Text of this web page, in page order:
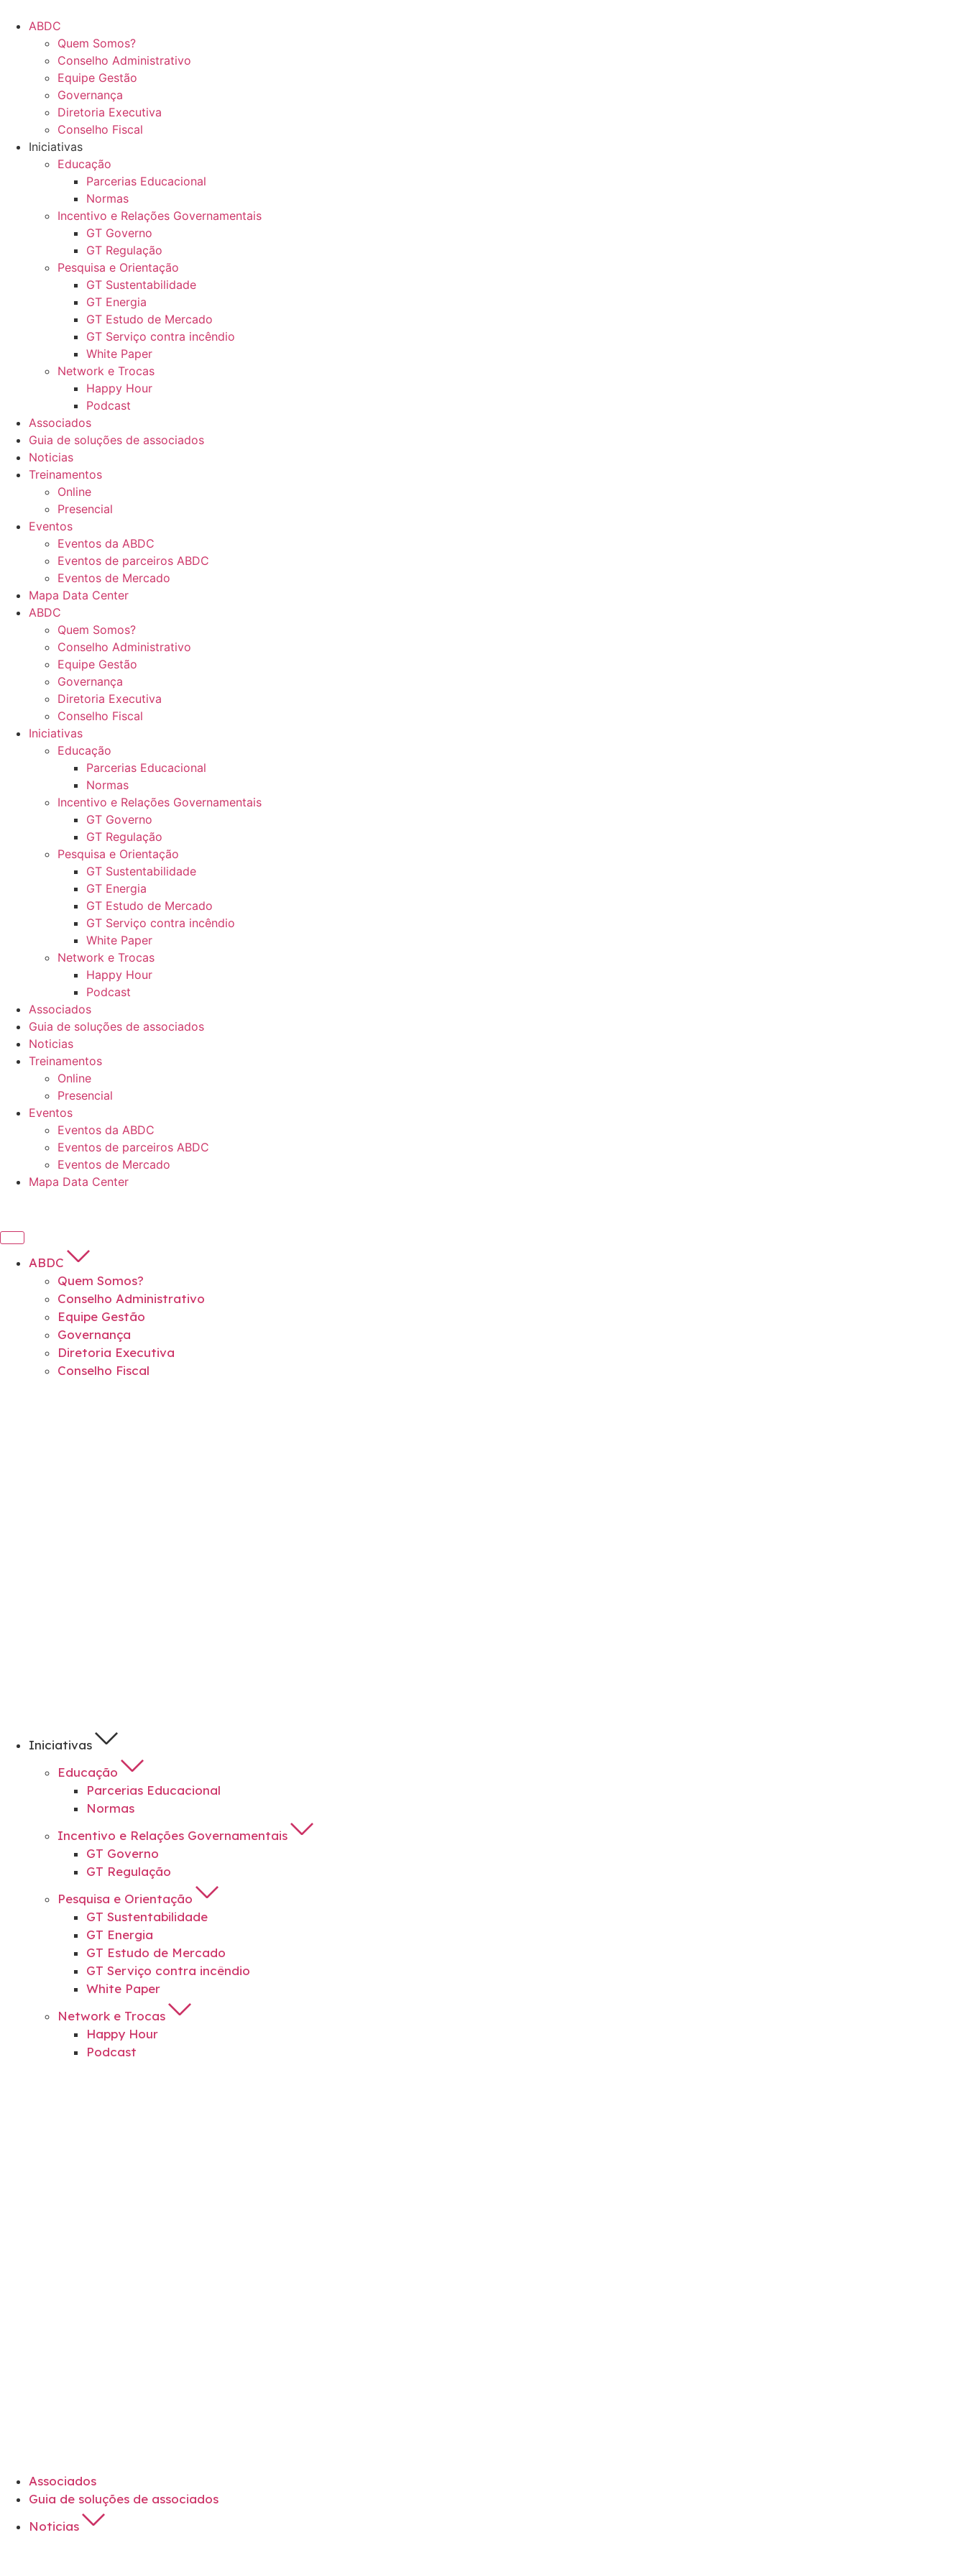
para
conteúdo
ABDC
Quem Somos?
Conselho Administrativo
Equipe Gestão
Governança
Diretoria Executiva
Conselho Fiscal
Iniciativas
Educação
Parcerias Educacional
Normas
Incentivo e Relações Governamentais
GT Governo
GT Regulação
Pesquisa e Orientação
GT Sustentabilidade
GT Energia
GT Estudo de Mercado
GT Serviço contra incêndio
White Paper
Network e Trocas
Happy Hour
Podcast
Associados
Guia de soluções de associados
Noticias
Treinamentos
Online
Presencial
Eventos
Eventos da ABDC
Eventos de parceiros ABDC
Eventos de Mercado
Mapa Data Center
ABDC
Quem Somos?
Conselho Administrativo
Equipe Gestão
Governança
Diretoria Executiva
Conselho Fiscal
Iniciativas
Educação
Parcerias Educacional
Normas
Incentivo e Relações Governamentais
GT Governo
GT Regulação
Pesquisa e Orientação
GT Sustentabilidade
GT Energia
GT Estudo de Mercado
GT Serviço contra incêndio
White Paper
Network e Trocas
Happy Hour
Podcast
Associados
Guia de soluções de associados
Noticias
Treinamentos
Online
Presencial
Eventos
Eventos da ABDC
Eventos de parceiros ABDC
Eventos de Mercado
Mapa Data Center
ABDC
Quem Somos?
Conselho Administrativo
Equipe Gestão
Governança
Diretoria Executiva
Conselho Fiscal
Iniciativas
Educação
Parcerias Educacional
Normas
Incentivo e Relações Governamentais
GT Governo
GT Regulação
Pesquisa e Orientação
GT Sustentabilidade
GT Energia
GT Estudo de Mercado
GT Serviço contra incêndio
White Paper
Network e Trocas
Happy Hour
Podcast
Associados
Guia de soluções de associados
Noticias